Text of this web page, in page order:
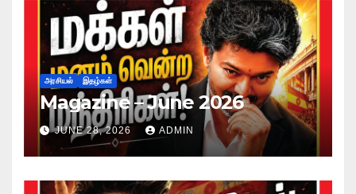
அரசியல் இதழ்கள்
Magazine – June 2026
JUNE 28, 2026 ADMIN